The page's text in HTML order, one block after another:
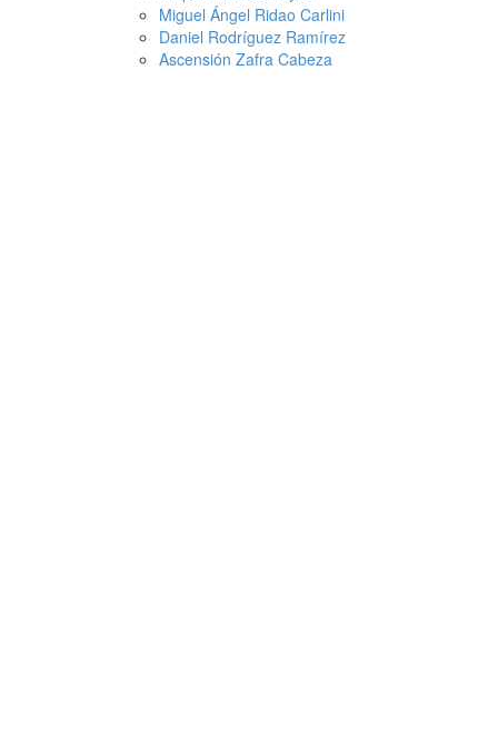
Miguel Ángel Ridao Carlini
Daniel Rodríguez Ramírez
Ascensión Zafra Cabeza